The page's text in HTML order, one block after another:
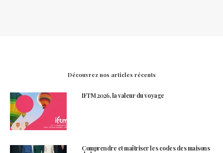
Découvrez nos articles récents
IFTM 2026, la valeur du voyage
Comprendre et maîtriser les codes des maisons